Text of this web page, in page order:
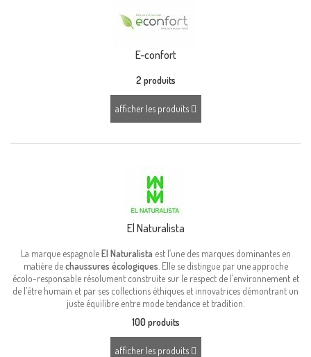
E-confort
2 produits
afficher les produits
El Naturalista
La marque espagnoleEl Naturalista est l’une des marques dominantes en
matière dechaussures écologiques . Elle se distingue par une approche
écolo-responsable résolument construite sur le respect de l’environnement et
de l’être humain et par ses collections éthiques et innovatrices démontrant un
juste équilibre entre mode tendance et tradition.
100 produits
afficher les produits